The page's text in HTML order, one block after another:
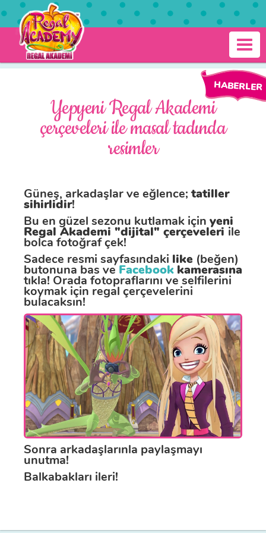
içeriğe
atla
Regal
Akademi
Regal
Akademi
çerçeveleri
masal
tadında
resimler
HABERLER
Yepyeni Regal Akademi
çerçeveleri ile masal tadında
resimler
Güneş, arkadaşlar ve eğlence;tatiller
sihirlidir!
Bu en güzel sezonu kutlamak için yeni
Regal Akademi "dijital" çerçeveleri ile
bolca fotoğraf çek!
Sadece resmi sayfasındaki like (beğen)
butonuna bas veFacebook kamerasına
tıkla! Orada fotopraflarını ve selfilerini
koymak için regal çerçevelerini
bulacaksın!
Sonra arkadaşlarınla paylaşmayı
unutma!
Balkabakları ileri!